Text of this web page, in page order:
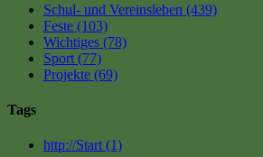
Schul- und Vereinsleben (439)
Feste (103)
Wichtiges (78)
Sport (77)
Projekte (69)
Tags
http://Start (1)